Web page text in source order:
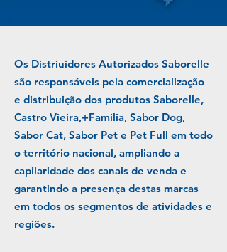
Os Distriuidores Autorizados Saborelle
são responsáveis pela comercialização
e distribuição dos produtos Saborelle,
Castro Vieira,+Familia, Sabor Dog,
Sabor Cat, Sabor Pet e Pet Full em todo
o território nacional, ampliando a
capilaridade dos canais de venda e
garantindo a presença destas marcas
em todos os segmentos de atividades e
regiões.